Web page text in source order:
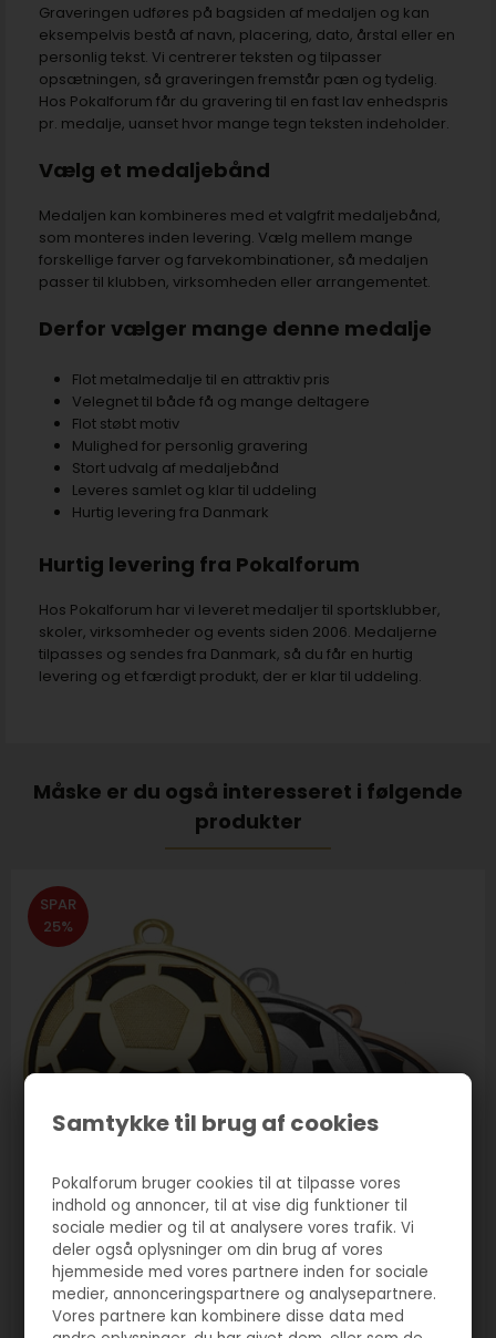
Samtykke til brug af cookies
Pokalforum bruger cookies til at tilpasse vores
indhold og annoncer, til at vise dig funktioner til
sociale medier og til at analysere vores trafik. Vi
deler også oplysninger om din brug af vores
hjemmeside med vores partnere inden for sociale
medier, annonceringspartnere og analysepartnere.
Vores partnere kan kombinere disse data med
Graveringen udføres på bagsiden af medaljen og kan
eksempelvis bestå af navn, placering, dato, årstal eller en
personlig tekst. Vi centrerer teksten og tilpasser
opsætningen, så graveringen fremstår pæn og tydelig.
Hos Pokalforum får du gravering til en fast lav enhedspris
pr. medalje, uanset hvor mange tegn teksten indeholder.
Vælg et medaljebånd
Medaljen kan kombineres med et valgfrit medaljebånd,
som monteres inden levering. Vælg mellem mange
forskellige farver og farvekombinationer, så medaljen
passer til klubben, virksomheden eller arrangementet.
Derfor vælger mange denne medalje
Flot metalmedalje til en attraktiv pris
Velegnet til både få og mange deltagere
Flot støbt motiv
Mulighed for personlig gravering
Stort udvalg af medaljebånd
Leveres samlet og klar til uddeling
Hurtig levering fra Danmark
Hurtig levering fra Pokalforum
Hos Pokalforum har vi leveret medaljer til sportsklubber,
skoler, virksomheder og events siden 2006. Medaljerne
tilpasses og sendes fra Danmark, så du får en hurtig
levering og et færdigt produkt, der er klar til uddeling.
Måske er du også interesseret i følgende
produkter
SPAR
25%